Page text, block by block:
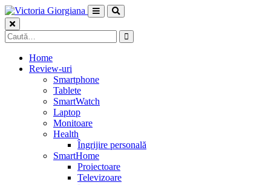
Skip
to
content
Caută
după:
Home
Review-uri
Smartphone
Tablete
SmartWatch
Laptop
Monitoare
Health
Îngrijire personală
SmartHome
Proiectoare
Televizoare